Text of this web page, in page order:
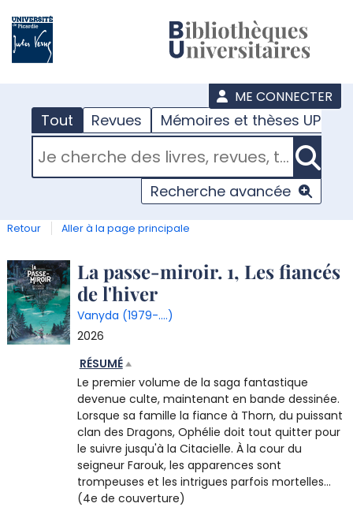
ME CONNECTER
Tout Revues Mémoires et thèses UPJV
RECHERCHER DANS "TOUT"
Recherche avancée
Retour Aller à la page principale
Détail
document
La passe-miroir. 1, Les fiancés
de l'hiver
Vanyda (1979-....)
2026
RÉSUMÉ
Le premier volume de la saga fantastique
devenue culte, maintenant en bande dessinée.
Lorsque sa famille la fiance à Thorn, du puissant
clan des Dragons, Ophélie doit tout quitter pour
le suivre jusqu'à la Citacielle. À la cour du
seigneur Farouk, les apparences sont
trompeuses et les intrigues parfois mortelles...
(4e de couverture)